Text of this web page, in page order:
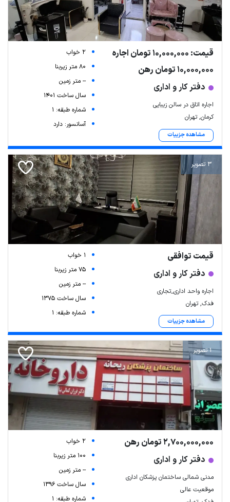
قیمت: 10,000,000 تومان اجاره
10,000,000 تومان رهن
دفتر کار و اداری
اجاره اتاق در سالن زیبایی
کرمان, تهران
مشاهده جزییات
2 خواب
80 متر زیربنا
-- متر زمین
سال ساخت 1401
شماره طبقه: 1
آسانسور: دارد
3 تصویر
قیمت توافقی
دفتر کار و اداری
اجاره واحد اداری_تجاری
فدک, تهران
مشاهده جزییات
1 خواب
75 متر زیربنا
-- متر زمین
سال ساخت 1375
شماره طبقه: 1
1 تصویر
2,700,000,000 تومان رهن
دفتر کار و اداری
مدنی شمالی ساختمان پزشکان اداری
موقعیت عالی
2 خواب
100 متر زیربنا
-- متر زمین
سال ساخت 1396
شماره طبقه: 1